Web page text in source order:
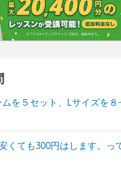
を５セット、Lサイズを
くても300円はします。っ